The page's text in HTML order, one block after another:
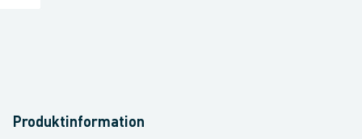
Produktinformation